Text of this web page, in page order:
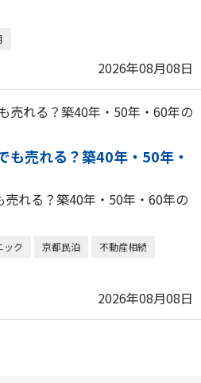
2026年08月08日
も売れる？築40年・50年・
れる？築40年・50年・60年の
ック 京都民泊
不動産相続
2026年08月08日